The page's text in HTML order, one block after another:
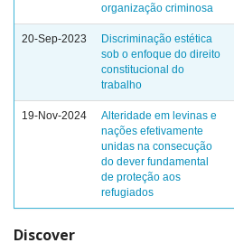
organização criminosa
20-Sep-2023
Discriminação estética
sob o enfoque do direito
constitucional do
trabalho
19-Nov-2024
Alteridade em levinas e
nações efetivamente
unidas na consecução
do dever fundamental
de proteção aos
refugiados
Discover